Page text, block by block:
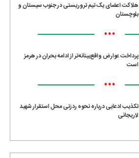
هلاکت اعضای یک تیم تروریستی در جنوب سیستان و
بلوچستان
•••
پرداخت عوارض واقع‌بینانه‌تر از ادامه بحران در هرمز
است
•••
تکذیب ادعایی درباره نحوه ردزنی محل استقرار شهید
لاریجانی